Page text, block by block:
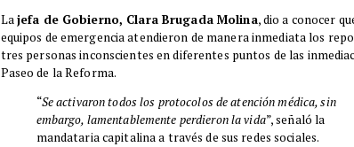
Lajefa de Gobierno, Clara Brugada Molina, dio a conocer
equipos de emergencia atendieron de manera inmediata los
tres personas inconscientes en diferentes puntos de las
Paseo de la Reforma.
“Se activaron todos los protocolos de atención médica, sin
embargo, lamentablemente perdieron la vida”, señaló la
mandataria capitalina a través de sus redes sociales.